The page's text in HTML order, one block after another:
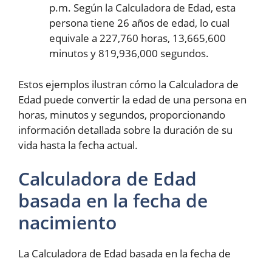
p.m. Según la Calculadora de Edad, esta
persona tiene 26 años de edad, lo cual
equivale a 227,760 horas, 13,665,600
minutos y 819,936,000 segundos.
Estos ejemplos ilustran cómo la Calculadora de
Edad puede convertir la edad de una persona en
horas, minutos y segundos, proporcionando
información detallada sobre la duración de su
vida hasta la fecha actual.
Calculadora de Edad
basada en la fecha de
nacimiento
La Calculadora de Edad basada en la fecha de